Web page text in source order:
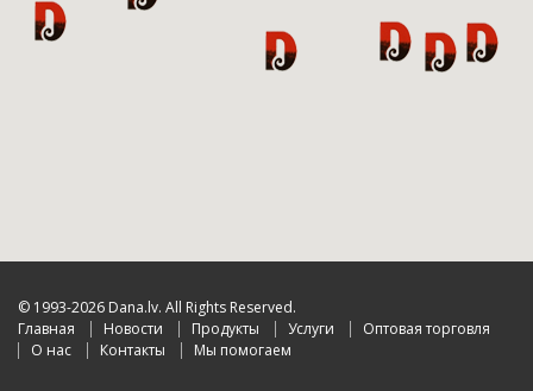
© 1993-2026 Dana.lv. All Rights Reserved.
Главная
Новости Продукты Услуги
Оптовая торговля
О нас
Контакты Мы помогаем